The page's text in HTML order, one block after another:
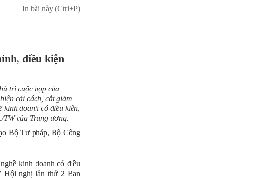
In bài này (Ctrl+P)
điều kiện
trì cuộc họp của
cải cách, cắt giảm
doanh có điều kiện,
TW của Trung ương.
Bộ Tư pháp, Bộ Công
kinh doanh có điều
Hội nghị lần thứ 2 Ban